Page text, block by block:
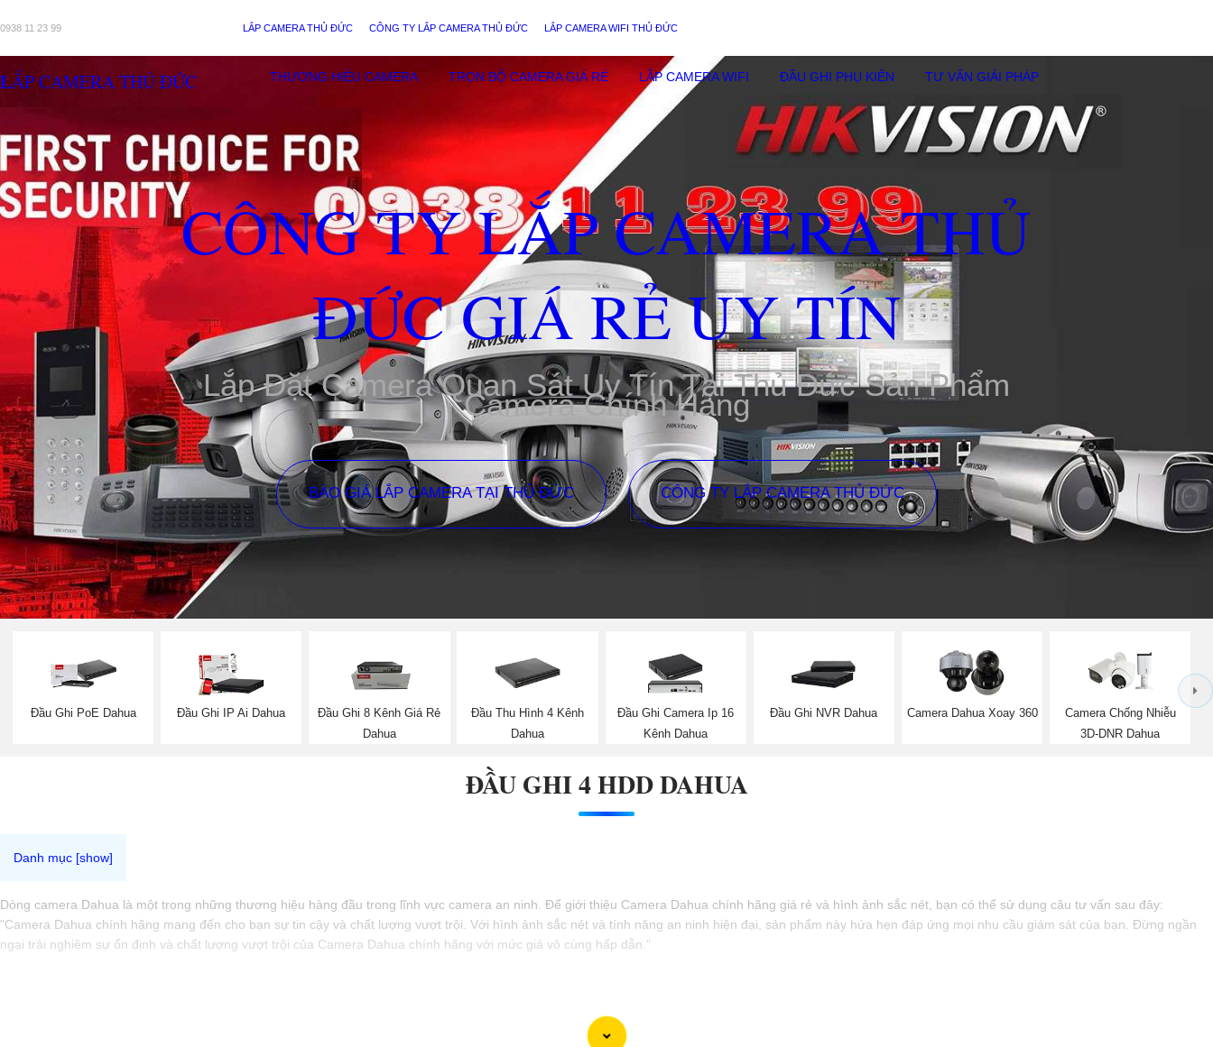
0938 11 23 99 LẮP CAMERA THỦ ĐỨC CÔNG TY LẮP CAMERA THỦ ĐỨC LẮP CAMERA WIFI THỦ ĐỨC
LẮP CAMERA THỦ ĐỨC THƯƠNG HIỆU CAMERA TRỌN BỘ CAMERA GIÁ RẺ LẮP CAMERA WIFI ĐẦU GHI PHỤ KIÊN TƯ VẤN GIẢI PHÁP
CÔNG TY LẮP CAMERA THỦ
ĐỨC GIÁ RẺ UY TÍN
Lắp Đặt Camera Quan Sát Uy Tín Tại Thủ Đức Sản Phẩm
Camera Chính Hãng
BÁO GIÁ LẮP CAMERA TẠI THỦ ĐỨC CÔNG TY LẮP CAMERA THỦ ĐỨC
Đầu Ghi PoE Dahua Đầu Ghi IP Ai Dahua
Đầu Ghi 8 Kênh Giá Rẻ
Dahua
Đầu Thu Hình 4 Kênh
Dahua
Đầu Ghi Camera Ip 16
Kênh Dahua
Đầu Ghi NVR Dahua Camera Dahua Xoay 360
Camera Chống Nhiễu
3D-DNR Dahua
ĐẦU GHI 4 HDD DAHUA
Dòng camera Dahua là một trong những thương hiệu hàng đầu trong lĩnh vực camera an ninh. Để giới thiệu Camera Dahua chính hãng giá rẻ và hình ảnh sắc nét, bạn có thể sử dụng câu tư vấn sau đây:
"Camera Dahua chính hãng mang đến cho bạn sự tin cậy và chất lượng vượt trội. Với hình ảnh sắc nét và tính năng an ninh hiện đại, sản phẩm này hứa hẹn đáp ứng mọi nhu cầu giám sát của bạn. Đừng ngần
ngại trải nghiệm sự ổn định và chất lượng vượt trội của Camera Dahua chính hãng với mức giá vô cùng hấp dẫn."